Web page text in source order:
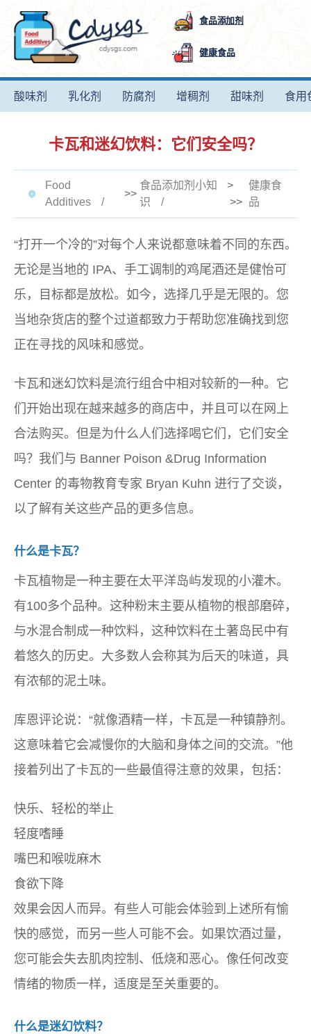
食品添加剂
健康食品
酸味剂 乳化剂 防腐剂 增稠剂 甜味剂 食用
卡瓦和迷幻饮料：它们安全吗？
Food
Additives
>>
食品添加剂小知
识
>
>>
健康食
品
“打开一个冷的”对每个人来说都意味着不同的东西。
无论是当地的 IPA、手工调制的鸡尾酒还是​​健怡可
乐，目标都是放松。如今，选择几乎是无限的。您
当地杂货店的整个过道都致力于帮助您准确找到您
正在寻找的风味和感觉。
卡瓦和迷幻饮料是流行组合中相对较新的一种。它
们开始出现在越来越多的商店中，并且可以在网上
合法购买。但是为什么人们选择喝它们，它们安全
吗？我们与 Banner Poison &Drug Information
Center 的毒物教育专家 Bryan Kuhn 进行了交谈，
以了解有关这些产品的更多信息。
什么是卡瓦？
卡瓦植物是一种主要在太平洋岛屿发现的小灌木。
有100多个品种。这种粉末主要从植物的根部磨碎，
与水混合制成一种饮料，这种饮料在土著岛民中有
着悠久的历史。大多数人会称其为后天的味道，具
有浓郁的泥土味。
库恩评论说：“就像酒精一样，卡瓦是一种镇静剂。
这意味着它会减慢你的大脑和身体之间的交流。”他
接着列出了卡瓦的一些最值得注意的效果，包括：
快乐、轻松的举止
轻度嗜睡
嘴巴和喉咙麻木
食欲下降
效果会因人而异。有些人可能会体验到上述所有愉
快的感觉，而另一些人可能不会。如果饮酒过量，
您可能会失去肌肉控制、低烧和恶心。像任何改变
情绪的物质一样，适度是至关重要的。
什么是迷幻饮料？